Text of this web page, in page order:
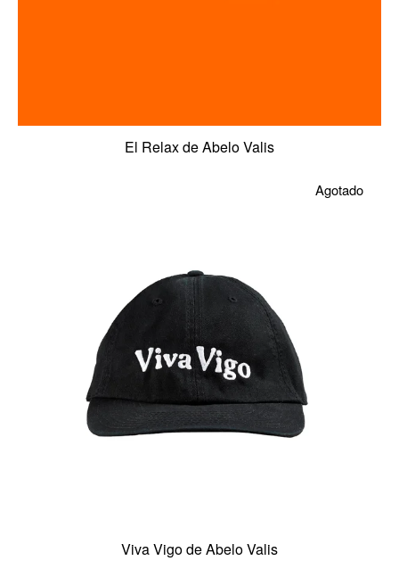
El Relax de Abelo Valis
Agotado
Viva Vigo de Abelo Valis